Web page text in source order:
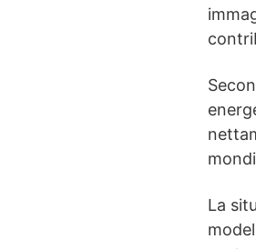
La